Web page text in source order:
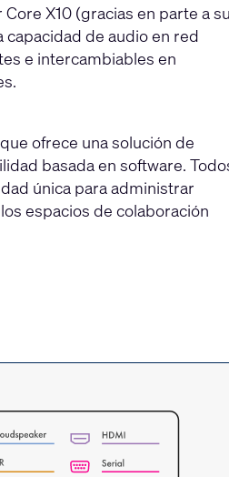
X10 (gracias en parte a
de audio en red
e intercambiables en
ofrece una solución de
basada en software.
única para administrar
espacios de colaboración